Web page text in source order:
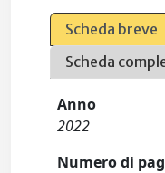
Scheda breve
Scheda
Anno
2022
Numero di